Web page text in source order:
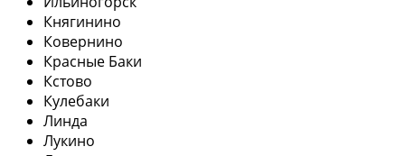
Княгинино
Ковернино
Красные Баки
Кстово
Кулебаки
Линда
Лукино